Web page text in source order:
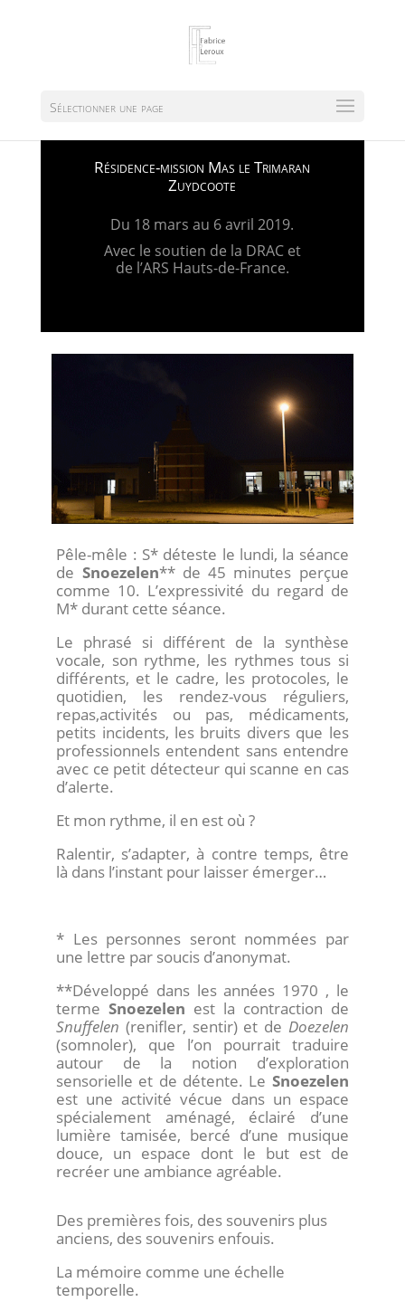
Sélectionner une page
Résidence-mission Mas le Trimaran
Zuydcoote
Du 18 mars au 6 avril 2019.
Avec le soutien de la DRAC et
de l’ARS Hauts-de-France.
Pêle-mêle : S* déteste le lundi, la séance
de Snoezelen** de 45 minutes perçue
comme 10. L’expressivité du regard de
M* durant cette séance.
Le phrasé si différent de la synthèse
vocale, son rythme, les rythmes tous si
différents, et le cadre, les protocoles, le
quotidien, les rendez-vous réguliers,
repas,activités ou pas, médicaments,
petits incidents, les bruits divers que les
professionnels entendent sans entendre
avec ce petit détecteur qui scanne en cas
d’alerte.
Et mon rythme, il en est où ?
Ralentir, s’adapter, à contre temps, être
là dans l’instant pour laisser émerger…
* Les personnes seront nommées par
une lettre par soucis d’anonymat.
**Développé dans les années 1970 , le
termeSnoezelen est la contraction de
Snuffelen (renifler, sentir) et de Doezelen
(somnoler), que l’on pourrait traduire
autour de la notion d’exploration
sensorielle et de détente. Le Snoezelen
est une activité vécue dans un espace
spécialement aménagé, éclairé d’une
lumière tamisée, bercé d’une musique
douce, un espace dont le but est de
recréer une ambiance agréable.
Des premières fois, des souvenirs plus
anciens, des souvenirs enfouis.
La mémoire comme une échelle
temporelle.